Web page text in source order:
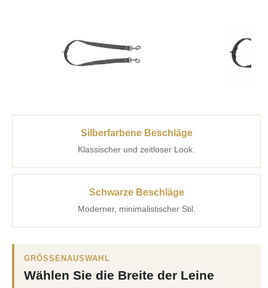
Silberfarbene Beschläge
Klassischer und zeitloser Look.
Schwarze Beschläge
Moderner, minimalistischer Stil.
GRÖSSENAUSWAHL
Wählen Sie die Breite der Leine